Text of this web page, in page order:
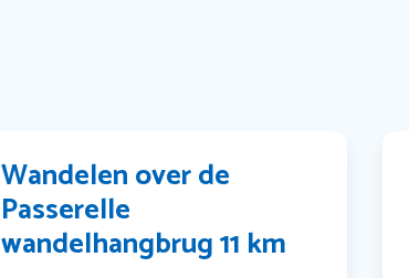
Wandelen over de
Passerelle
wandelhangbrug 11 km